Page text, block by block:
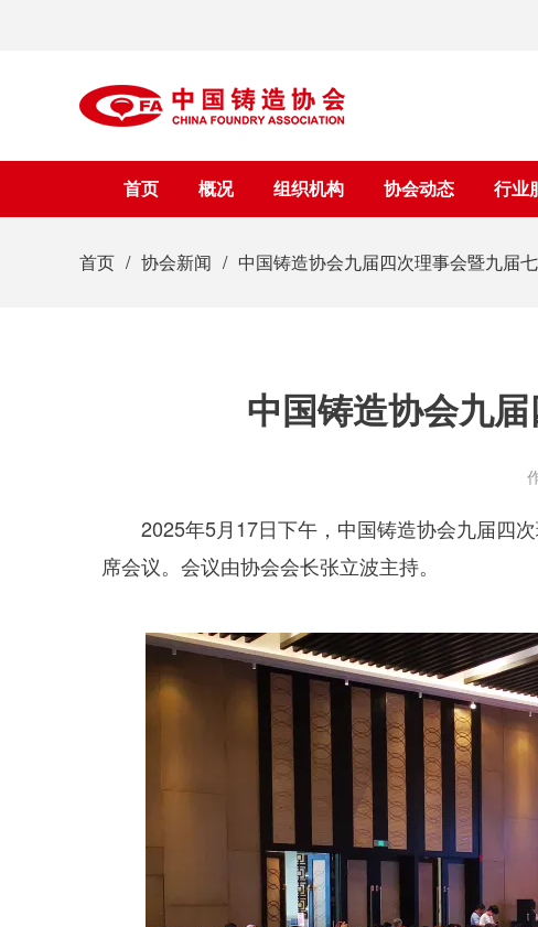
首页 概况 组织机构 协会动态 行业
首页 协会新闻 中国铸造协会九届四次理事会暨九届
中国铸造协会九
2025年5月17日下午，中国铸造协会九届四次
席会议。会议由协会会长张立波主持。